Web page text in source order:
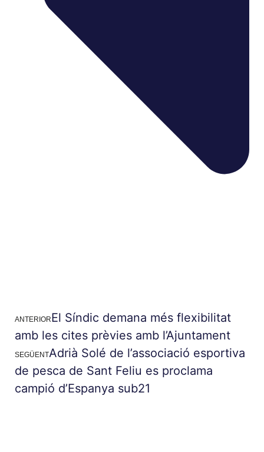
ANTERIOREl Síndic demana més flexibilitat
amb les cites prèvies amb l’Ajuntament
SEGÜENTAdrià Solé de l’associació esportiva
de pesca de Sant Feliu es proclama
campió d’Espanya sub21